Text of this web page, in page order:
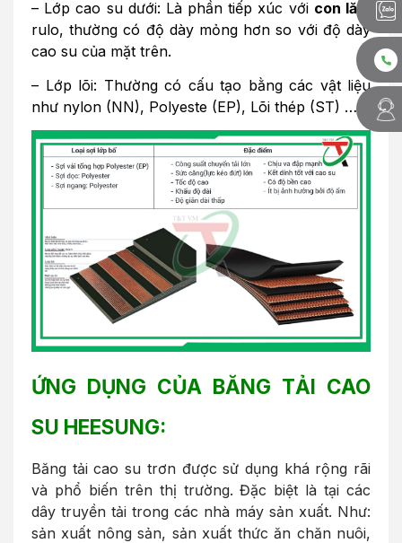
– Lớp cao su dưới: Là phần tiếp xúc với con lăn
rulo, thường có độ dày mỏng hơn so với độ dày
cao su của mặt trên.
– Lớp lõi: Thường có cấu tạo bằng các vật liệu
như nylon (NN), Polyeste (EP), Lõi thép (ST) …
ỨNG DỤNG CỦA BĂNG TẢI CAO
SU HEESUNG:
Băng tải cao su trơn được sử dụng khá rộng rãi
và phổ biến trên thị trường. Đặc biệt là tại các
dây truyền tải trong các nhà máy sản xuất. Như:
sản xuất nông sản, sản xuất thức ăn chăn nuôi,